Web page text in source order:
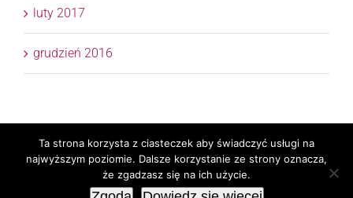
luty 2017
grudzień 2016
Copyright 2017 © APTM Doradcy Podatkowi | All Rights
Reserved | RealizacjaTaxPRSkylight
Ta strona korzysta z ciasteczek aby świadczyć usługi na
najwyższym poziomie. Dalsze korzystanie ze strony oznacza,
że zgadzasz się na ich użycie.